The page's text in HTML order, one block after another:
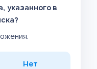
указанного в
Нет